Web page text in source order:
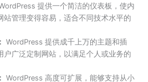
提供一个简洁的仪表板，使内
站管理变得容易，适合不同技术水平的
WordPress 提供成千上万的主题和插
户广泛定制网站，以满足个人或业务的
WordPress 高度可扩展，能够支持从小